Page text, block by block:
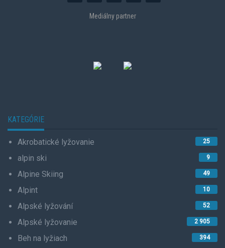
Mediálny partner
KATEGÓRIE
Akrobatické lyžovanie 25
alpin ski 9
Alpine Skiing 49
Alpint 10
Alpské lyžování 52
Alpské lyžovanie 2 905
Beh na lyžiach 394